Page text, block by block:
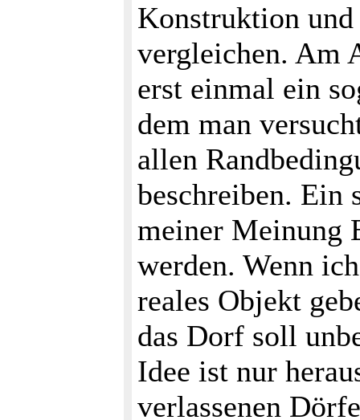
Konstruktion
vergleichen. Am
erst einmal ein
dem man
allen
beschreiben. Ein
meiner Meinung
werden. Wenn
reales Objekt
das Dorf soll
Idee ist nur
verlassenen